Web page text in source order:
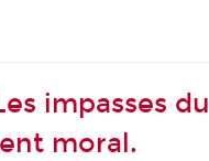
impasses du
moral.